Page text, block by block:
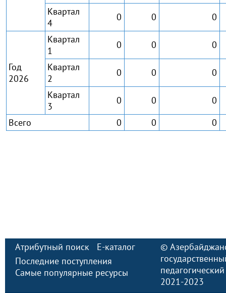
Квартал
4
0 0 0
Год
2026
Квартал
1
0 0
0
Квартал
2
0 0
0
Квартал
3
0 0
0
Всего
0 0 0
Атрибутный поиск
E-каталог
Последние поступления
Самые популярные ресурсы
©
2021-2023